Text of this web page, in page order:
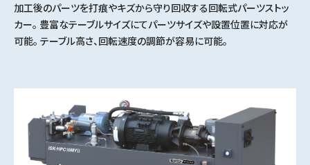
加工後のパーツを打痕やキズから守り回収する回転式パーツストッ
カー。 豊富なテーブルサイズにてパーツサイズや設置位置に対応が
可能。 テーブル高さ、回転速度の調節が容易に可能。